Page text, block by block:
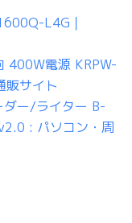
L4G｜
400W電源 KRPW-
サイト
ー/ライター B-
: パソコン・周